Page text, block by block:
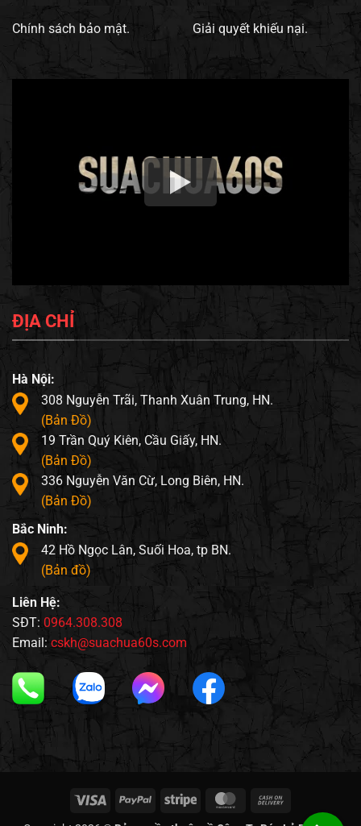
Chính sách bảo mật. Giải quyết khiếu nại.
ĐỊA CHỈ
Hà Nội:
308 Nguyễn Trãi, Thanh Xuân Trung, HN.
(Bản Đồ)
19 Trần Quý Kiên, Cầu Giấy, HN.
(Bản Đồ)
336 Nguyễn Văn Cừ, Long Biên, HN.
(Bản Đồ)
Bắc Ninh:
42 Hồ Ngọc Lân, Suối Hoa, tp BN.
(Bản đồ)
Liên Hệ:
SĐT: 0964.308.308
Email: cskh@suachua60s.com
Visa PayPal Stripe MasterCard